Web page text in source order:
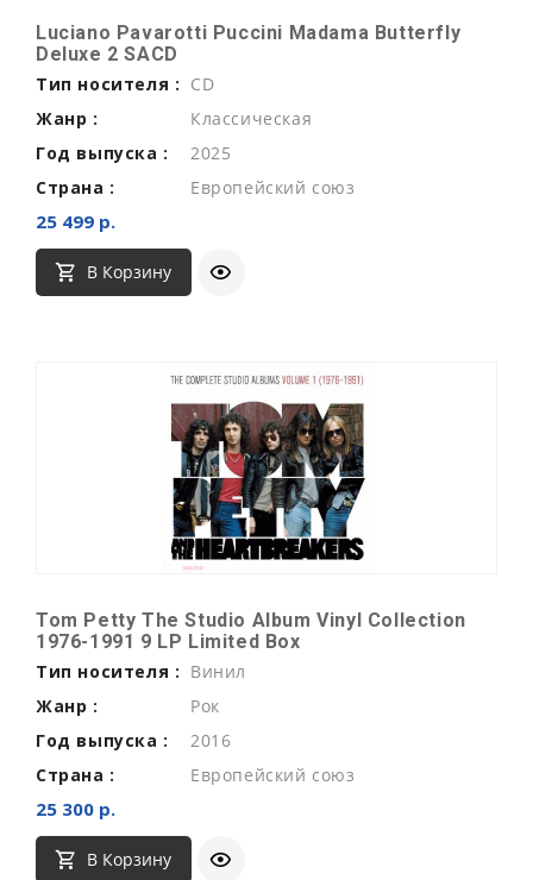
Luciano Pavarotti Puccini Madama Butterfly
Deluxe 2 SACD
Тип носителя : CD
Жанр :
Классическая
Год выпуска :
2025
Страна :
Европейский союз
25 499 р.
В Корзину
Tom Petty The Studio Album Vinyl Collection
1976-1991 9 LP Limited Box
Тип носителя : Винил
Жанр :
Рок
Год выпуска :
2016
Страна :
Европейский союз
25 300 р.
В Корзину